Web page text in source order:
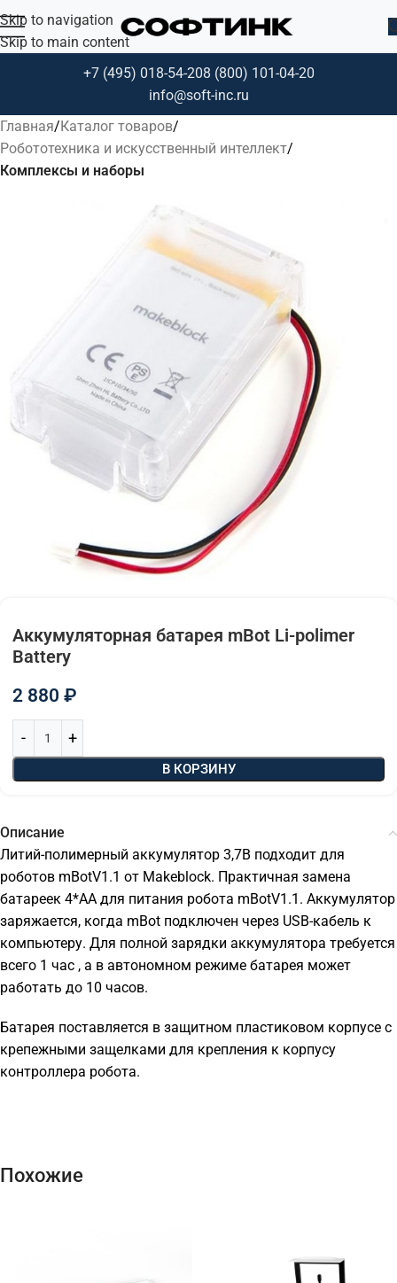
Skip to navigation
Skip to main content
+7 (495) 018-54-208 (800) 101-04-20
info@soft-inc.ru
Главная Каталог товаров
Робототехника и искусственный интеллект
Комплексы и наборы
Аккумуляторная батарея mBot Li-polimer
Battery
2 880 ₽
В КОРЗИНУ
Описание
Литий-полимерный аккумулятор 3,7В подходит для
роботов mBotV1.1 от Makeblock. Практичная замена
батареек 4*AA для питания робота mBotV1.1. Аккумулятор
заряжается, когда mBot подключен через USB-кабель к
компьютеру. Для полной зарядки аккумулятора требуется
всего 1 час , а в автономном режиме батарея может
работать до 10 часов.
Батарея поставляется в защитном пластиковом корпусе с
крепежными защелками для крепления к корпусу
контроллера робота.
Похожие